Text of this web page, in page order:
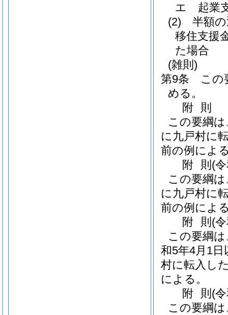
エ
起業
(2)
半額
移住支援
た場合
(雑則)
第9条
この
める。
附 則
この要綱
に九戸村に
前の例によ
附 則 (
この要綱
に九戸村に
前の例によ
附 則 (
この要綱
和5年4月1
村に転入し
による。
附 則 (
この要綱